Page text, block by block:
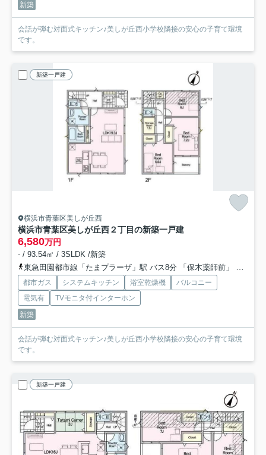
新築
会話が弾む対面式キッチン♪美しが丘西小学校隣接の安心の子育て環境
です。
新築一戸建
横浜市青葉区美しが丘西
横浜市青葉区美しが丘西２丁目の新築一戸建
6,580万円
- / 93.54㎡ / 3SLDK /新築
東急田園都市線「たまプラーザ」駅 バス8分 「保木薬師前」 停歩2分
都市ガス システムキッチン 浴室乾燥機
バルコニー
電気有
TVモニタ付インターホン
新築
会話が弾む対面式キッチン♪美しが丘西小学校隣接の安心の子育て環境
です。
新築一戸建